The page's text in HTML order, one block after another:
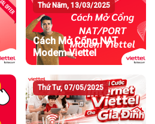
Thứ Năm, 13/03/2025
Cách Mở Cổng NAT
Modem Viettel
Thứ Tư, 07/05/2025